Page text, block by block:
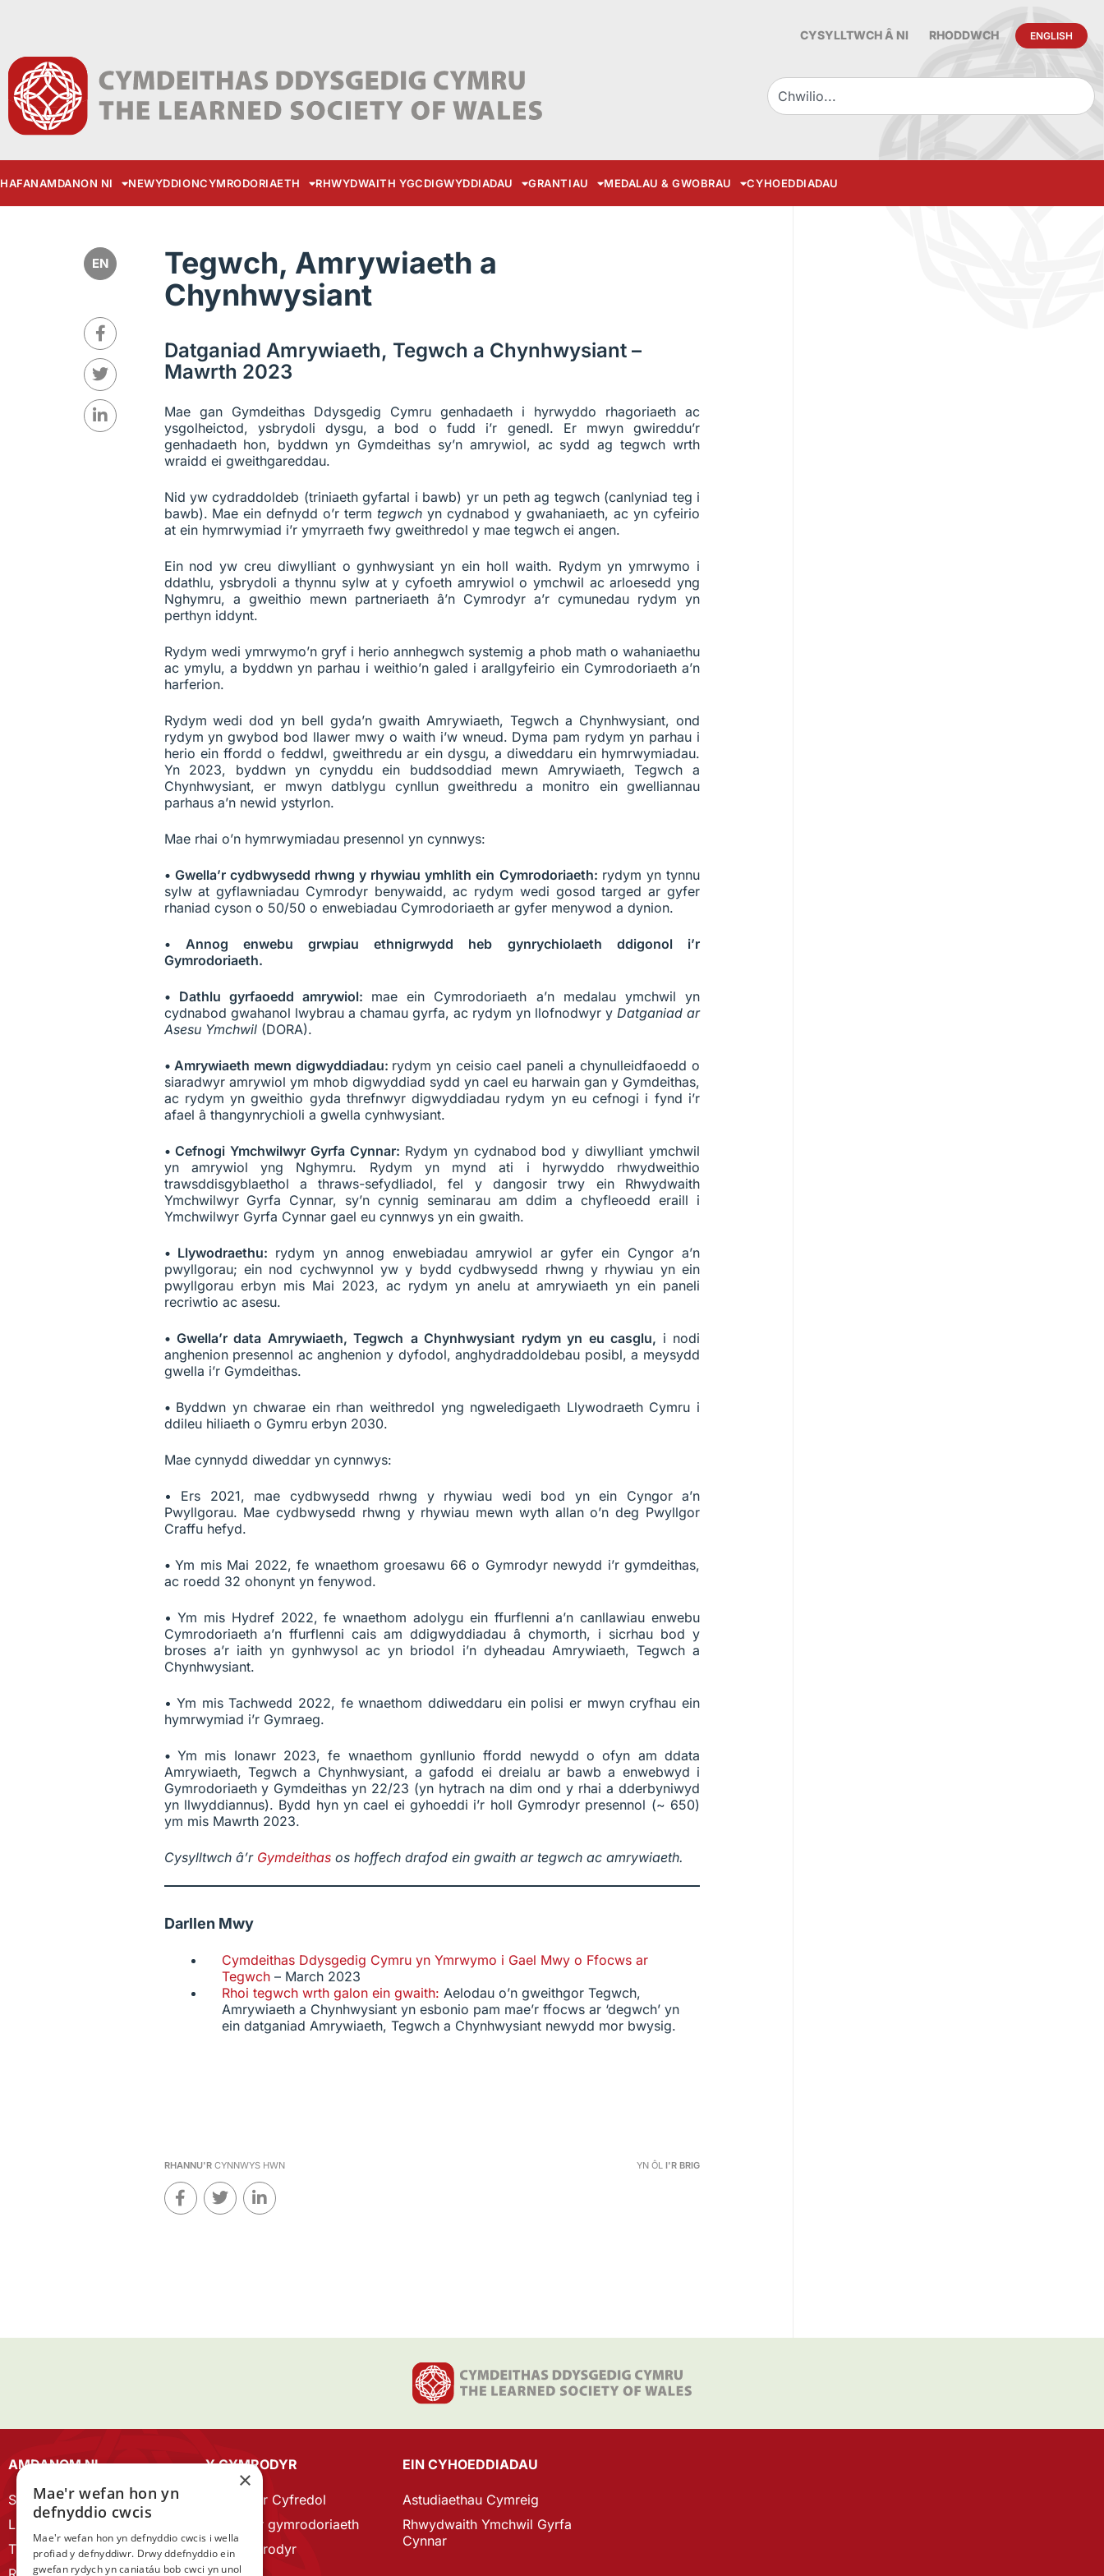
CYSYLLTWCH Â NI RHODDWCH ENGLISH
HAFANAMDANON NI NEWYDDIONCYMRODORIAETH RHWYDWAITH YGCDIGWYDDIADAU GRANTIAU MEDALAU & GWOBRAU CYHOEDDIADAU
EN
Tegwch, Amrywiaeth a
Chynhwysiant
Datganiad Amrywiaeth, Tegwch a Chynhwysiant –
Mawrth 2023
Mae gan Gymdeithas Ddysgedig Cymru genhadaeth i hyrwyddo rhagoriaeth ac
ysgolheictod, ysbrydoli dysgu, a bod o fudd i’r genedl. Er mwyn gwireddu’r
genhadaeth hon, byddwn yn Gymdeithas sy’n amrywiol, ac sydd ag tegwch wrth
wraidd ei gweithgareddau.
Nid yw cydraddoldeb (triniaeth gyfartal i bawb) yr un peth ag tegwch (canlyniad teg i
bawb). Mae ein defnydd o’r term tegwch yn cydnabod y gwahaniaeth, ac yn cyfeirio
at ein hymrwymiad i’r ymyrraeth fwy gweithredol y mae tegwch ei angen.
Ein nod yw creu diwylliant o gynhwysiant yn ein holl waith. Rydym yn ymrwymo i
ddathlu, ysbrydoli a thynnu sylw at y cyfoeth amrywiol o ymchwil ac arloesedd yng
Nghymru, a gweithio mewn partneriaeth â’n Cymrodyr a’r cymunedau rydym yn
perthyn iddynt.
Rydym wedi ymrwymo’n gryf i herio annhegwch systemig a phob math o wahaniaethu
ac ymylu, a byddwn yn parhau i weithio’n galed i arallgyfeirio ein Cymrodoriaeth a’n
harferion.
Rydym wedi dod yn bell gyda’n gwaith Amrywiaeth, Tegwch a Chynhwysiant, ond
rydym yn gwybod bod llawer mwy o waith i’w wneud. Dyma pam rydym yn parhau i
herio ein ffordd o feddwl, gweithredu ar ein dysgu, a diweddaru ein hymrwymiadau.
Yn 2023, byddwn yn cynyddu ein buddsoddiad mewn Amrywiaeth, Tegwch a
Chynhwysiant, er mwyn datblygu cynllun gweithredu a monitro ein gwelliannau
parhaus a’n newid ystyrlon.
Mae rhai o’n hymrwymiadau presennol yn cynnwys:
• Gwella’r cydbwysedd rhwng y rhywiau ymhlith ein Cymrodoriaeth: rydym yn tynnu
sylw at gyflawniadau Cymrodyr benywaidd, ac rydym wedi gosod targed ar gyfer
rhaniad cyson o 50/50 o enwebiadau Cymrodoriaeth ar gyfer menywod a dynion.
• Annog enwebu grwpiau ethnigrwydd heb gynrychiolaeth ddigonol i’r
Gymrodoriaeth.
• Dathlu gyrfaoedd amrywiol: mae ein Cymrodoriaeth a’n medalau ymchwil yn
cydnabod gwahanol lwybrau a chamau gyrfa, ac rydym yn llofnodwyr y Datganiad ar
Asesu Ymchwil(DORA).
• Amrywiaeth mewn digwyddiadau: rydym yn ceisio cael paneli a chynulleidfaoedd o
siaradwyr amrywiol ym mhob digwyddiad sydd yn cael eu harwain gan y Gymdeithas,
ac rydym yn gweithio gyda threfnwyr digwyddiadau rydym yn eu cefnogi i fynd i’r
afael â thangynrychioli a gwella cynhwysiant.
• Cefnogi Ymchwilwyr Gyrfa Cynnar: Rydym yn cydnabod bod y diwylliant ymchwil
yn amrywiol yng Nghymru. Rydym yn mynd ati i hyrwyddo rhwydweithio
trawsddisgyblaethol a thraws-sefydliadol, fel y dangosir trwy ein Rhwydwaith
Ymchwilwyr Gyrfa Cynnar, sy’n cynnig seminarau am ddim a chyfleoedd eraill i
Ymchwilwyr Gyrfa Cynnar gael eu cynnwys yn ein gwaith.
• Llywodraethu: rydym yn annog enwebiadau amrywiol ar gyfer ein Cyngor a’n
pwyllgorau; ein nod cychwynnol yw y bydd cydbwysedd rhwng y rhywiau yn ein
pwyllgorau erbyn mis Mai 2023, ac rydym yn anelu at amrywiaeth yn ein paneli
recriwtio ac asesu.
• Gwella’r data Amrywiaeth, Tegwch a Chynhwysiant rydym yn eu casglu, i nodi
anghenion presennol ac anghenion y dyfodol, anghydraddoldebau posibl, a meysydd
gwella i’r Gymdeithas.
• Byddwn yn chwarae ein rhan weithredol yng ngweledigaeth Llywodraeth Cymru i
ddileu hiliaeth o Gymru erbyn 2030.
Mae cynnydd diweddar yn cynnwys:
• Ers 2021, mae cydbwysedd rhwng y rhywiau wedi bod yn ein Cyngor a’n
Pwyllgorau. Mae cydbwysedd rhwng y rhywiau mewn wyth allan o’n deg Pwyllgor
Craffu hefyd.
• Ym mis Mai 2022, fe wnaethom groesawu 66 o Gymrodyr newydd i’r gymdeithas,
ac roedd 32 ohonynt yn fenywod.
• Ym mis Hydref 2022, fe wnaethom adolygu ein ffurflenni a’n canllawiau enwebu
Cymrodoriaeth a’n ffurflenni cais am ddigwyddiadau â chymorth, i sicrhau bod y
broses a’r iaith yn gynhwysol ac yn briodol i’n dyheadau Amrywiaeth, Tegwch a
Chynhwysiant.
• Ym mis Tachwedd 2022, fe wnaethom ddiweddaru ein polisi er mwyn cryfhau ein
hymrwymiad i’r Gymraeg.
• Ym mis Ionawr 2023, fe wnaethom gynllunio ffordd newydd o ofyn am ddata
Amrywiaeth, Tegwch a Chynhwysiant, a gafodd ei dreialu ar bawb a enwebwyd i
Gymrodoriaeth y Gymdeithas yn 22/23 (yn hytrach na dim ond y rhai a dderbyniwyd
yn llwyddiannus). Bydd hyn yn cael ei gyhoeddi i’r holl Gymrodyr presennol (~ 650)
ym mis Mawrth 2023.
Cysylltwch â’r Gymdeithasos hoffech drafod ein gwaith ar tegwch ac amrywiaeth.
Darllen Mwy
Cymdeithas Ddysgedig Cymru yn Ymrwymo i Gael Mwy o Ffocws ar
Tegwch– March 2023
Rhoi tegwch wrth galon ein gwaith: Aelodau o’n gweithgor Tegwch,
Amrywiaeth a Chynhwysiant yn esbonio pam mae’r ffocws ar ‘degwch’ yn
ein datganiad Amrywiaeth, Tegwch a Chynhwysiant newydd mor bwysig.
RHANNU'RCYNNWYS HWN YN ÔL I'R BRIG
AMDANOM NI
Strategaeth 2023-28
Llywodraethu
Tîm Staff
Y CYMRODYR
Cymrodyr Cyfredol
Esbonio’r gymrodoriaeth
Cyn Gymrodyr
EIN CYHOEDDIADAU
Astudiaethau Cymreig
Rhwydwaith Ymchwil Gyrfa
Cynnar
×
Mae'r wefan hon yn
defnyddio cwcis
Mae'r wefan hon yn defnyddio cwcis i wella
profiad y defnyddiwr. Drwy ddefnyddio ein
gwefan rydych yn caniatáu bob cwci yn unol